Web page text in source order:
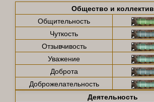
Общество и коллектив
Общительность
Чуткость
Отзывчивость
Уважение
Доброта
Доброжелательность
Деятельность